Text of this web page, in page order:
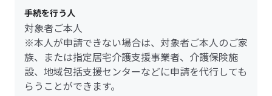
手続を行う人
対象者ご本人
※本人が申請できない場合は、対象者ご本人のご家
族、または指定居宅介護支援事業者、介護保険施
設、地域包括支援センターなどに申請を代行しても
らうことができます。